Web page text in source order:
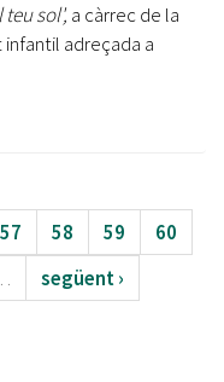
teu sol',a càrrec de la
infantil adreçada a
57 58 59
60
següent ›